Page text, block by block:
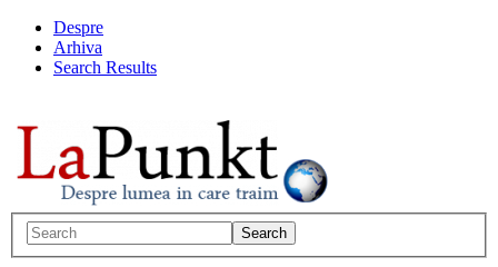
Despre
Arhiva
Search Results